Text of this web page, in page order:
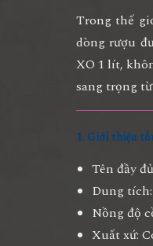
Trong thế
dòng rượu
XO 1 lít,
sang trọng
1. Giới thiệu
Tên đầy
Dung tích:
Nồng độ
Xuất xứ: